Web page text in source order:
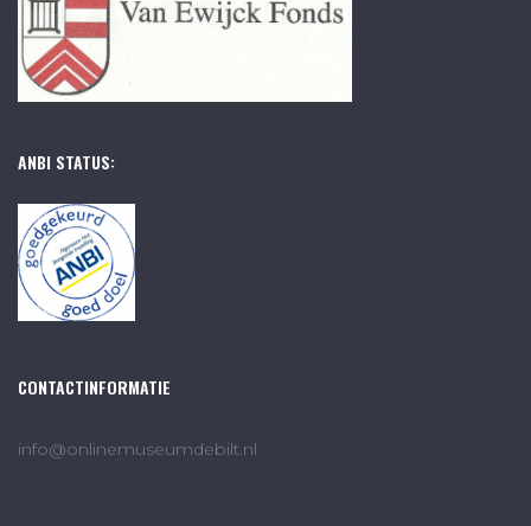
ANBI STATUS:
CONTACTINFORMATIE
info@onlinemuseumdebilt.nl